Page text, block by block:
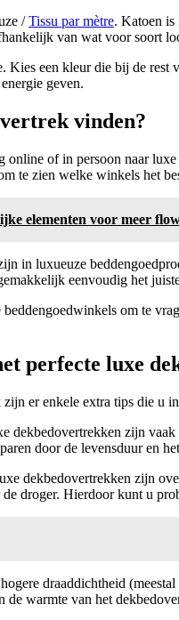
/Tissu par mètre. Katoen is
van wat voor soort
een kleur die bij de
geven.
vinden?
of in persoon naar
te zien welke winkels het
elementen voor meer
in luxueuze
eenvoudig het
om te
perfecte luxe
er enkele extra tips die u
zijn
door de levensduur en
dekbedovertrekken zijn
droger. Hierdoor kunt u
draaddichtheid
de warmte van het